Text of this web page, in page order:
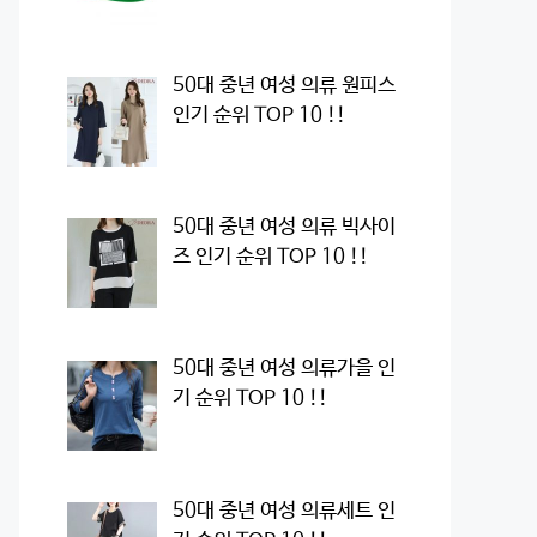
50대 중년 여성 의류 원피스
인기 순위 TOP 10 !!
50대 중년 여성 의류 빅사이
즈 인기 순위 TOP 10 !!
50대 중년 여성 의류가을 인
기 순위 TOP 10 !!
50대 중년 여성 의류세트 인